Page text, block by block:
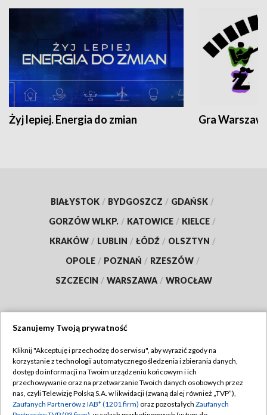
Żyj lepiej. Energia do zmian Gra
BIAŁYSTOK / BYDGOSZCZ / GDAŃSK /
GORZÓW WLKP. / KATOWICE / KIELCE /
KRAKÓW / LUBLIN / ŁÓDŹ / OLSZTYN /
OPOLE / POZNAŃ / RZESZÓW /
SZCZECIN / WARSZAWA / WROCŁAW
TVP
Abonament TVP
Emisja w TVP
Regulamin TVP
Polityka prywatności
Szanujemy Twoją prywatność
Kliknij "Akceptuję i przechodzę do serwisu", aby wyrazić zgody na
korzystanie z technologii automatycznego śledzenia i zbierania danych,
dostęp do informacji na Twoim urządzeniu końcowym i ich
przechowywanie oraz na przetwarzanie Twoich danych osobowych przez
nas, czyli Telewizję Polską S.A. w likwidacji (zwaną dalej również „TVP”),
Zaufanych Partnerów z IAB* (1201 firm) oraz pozostałych Zaufanych